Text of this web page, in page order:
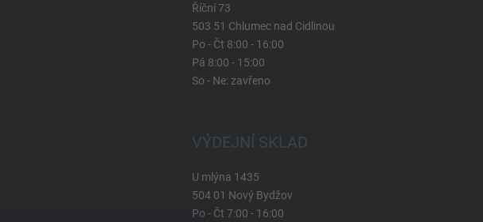
Říční 73
503 51 Chlumec nad Cidlinou
Po - Čt 8:00 - 16:00
Pá 8:00 - 15:00
So - Ne: zavřeno
VÝDEJNÍ SKLAD
U mlýna 1435
504 01 Nový Bydžov
Po - Čt 7:00 - 16:00